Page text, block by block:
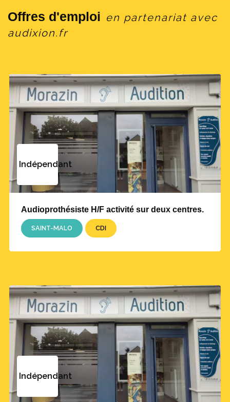
Offres d'emploi en partenariat avec
audixion.fr
Indépendant
Audioprothésiste H/F activité sur deux centres.
SAINT-MALO CDI
Indépendant